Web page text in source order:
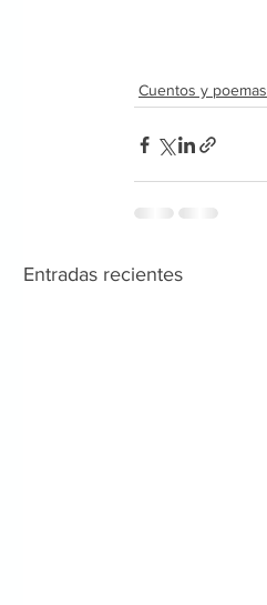
Cuentos y poemas
Entradas recientes